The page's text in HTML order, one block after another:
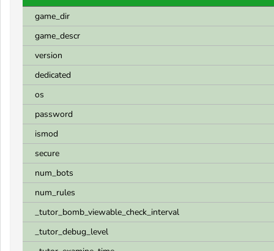
game_dir
game_descr
version
dedicated
os
password
ismod
secure
num_bots
num_rules
_tutor_bomb_viewable_check_interval
_tutor_debug_level